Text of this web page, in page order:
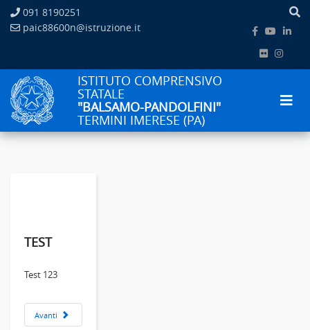
091 8190251
paic88600n@istruzione.it
ISTITUTO COMPRENSIVO
STATALE
"BALSAMO-PANDOLFINI"
TERMINI IMERESE (PA)
TEST
Test 123
Avanti